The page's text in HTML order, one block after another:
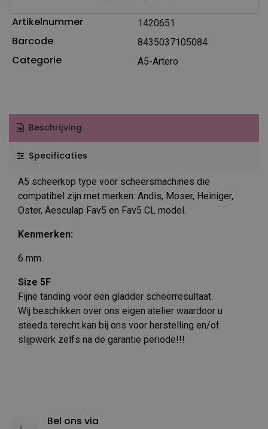
Artikelnummer 1420651
Barcode 8435037105084
Categorie A5-Artero
Beschrijving
Specificaties
A5 scheerkop type voor scheersmachines die
compatibel zijn met merken: Andis, Moser, Heiniger,
Oster, Aesculap Fav5 en Fav5 CL model.
Kenmerken:
6 mm.
Size 5F
Fijne tanding voor een gladder scheerresultaat.
Wij beschikken over ons eigen atelier waardoor u
steeds terecht kan bij ons voor herstelling en/of
slijpwerk zelfs na de garantie periode!!!
Bel ons via